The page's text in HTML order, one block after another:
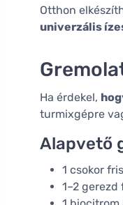
Otthon
univerzális
Ha érdekel,
turmixgépre
Alapvető
1 csokor
1–2